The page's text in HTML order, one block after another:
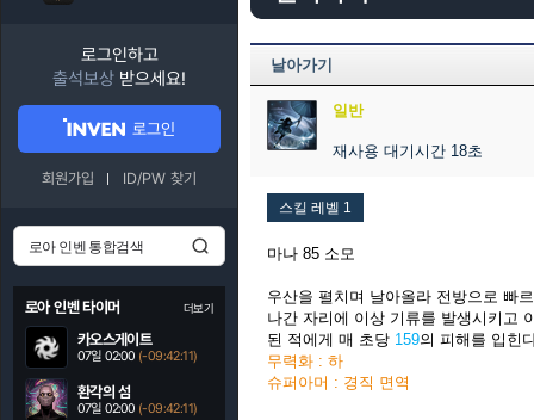
로그인하고
출석보상 받으세요!
로그인
회원가입 ID/PW 찾기
로아 인벤 타이머 더보기
카오스게이트
07일 02:00 (-09:42:10)
환각의 섬
07일 02:00 (-09:42:10)
날아가기
일반
재사용 대기시간 18초
스킬 레벨 1
마나 85 소모
우산을 펼치며 날아올라 전방으로 빠
나간 자리에 이상 기류를 발생시키고
된 적에게 매 초당 159의 피해를 입힌
무력화 : 하
슈퍼아머 : 경직 면역